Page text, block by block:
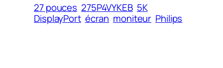
27 pouces 275P4VYKEB 5K
DisplayPort écran moniteur Philips